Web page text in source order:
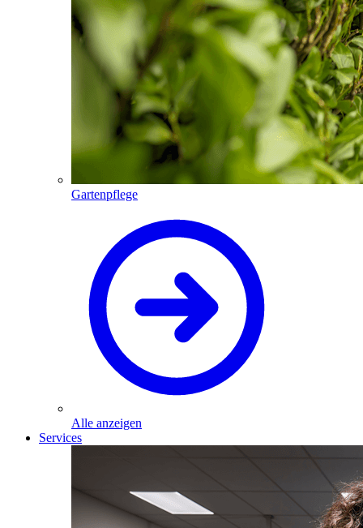
Gartenpflege
Alle anzeigen
Services